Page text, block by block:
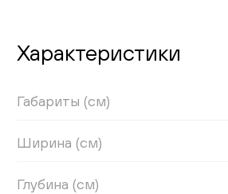
Характеристики
Габариты (см)
Ширина (см)
Глубина (см)